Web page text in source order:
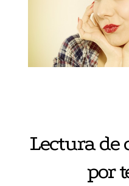
Lectura de
por